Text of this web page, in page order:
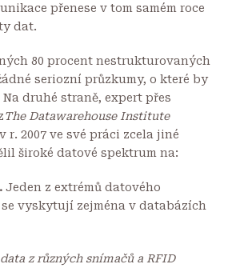
přenese v tom samém roce
dat.
80 procent nestrukturovaných
seriozní průzkumy, o které by
druhé straně, expert přes
The Datawarehouse Institute
r. 2007 ve své práci zcela jiné
široké datové spektrum na:
Jeden z extrémů datového
vyskytují zejména v databázích
z různých snímačů a RFID